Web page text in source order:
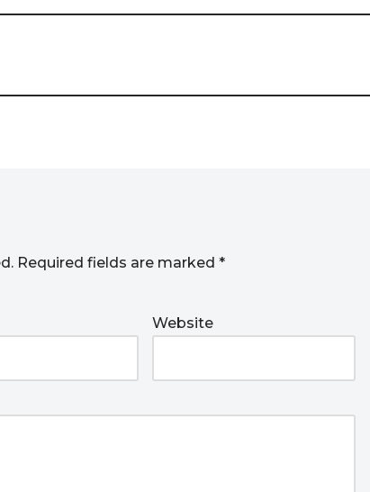
Required fields are marked *
Website